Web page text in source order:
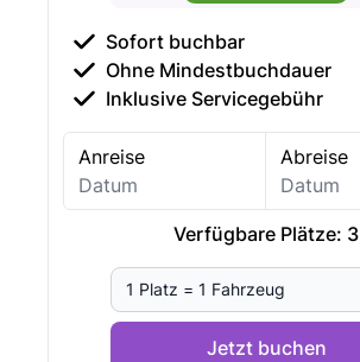
Sofort buchbar
Ohne Mindestbuchdauer
Inklusive Servicegebühr
Anreise Abreise
Verfügbare Plätze: 3
Jetzt buchen